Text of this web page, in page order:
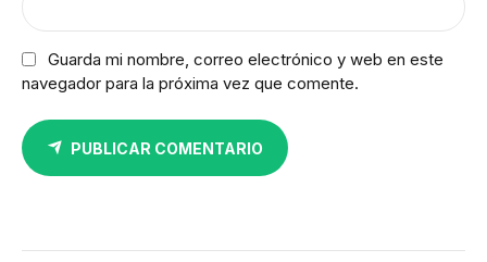
Guarda mi nombre, correo electrónico y web en este
navegador para la próxima vez que comente.
PUBLICAR COMENTARIO